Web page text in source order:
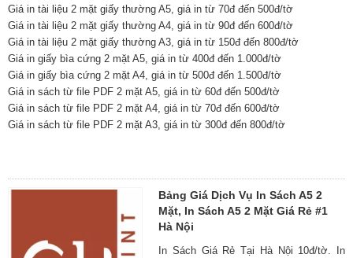
Giá in tài liệu 2 mặt giấy thường A5, giá in từ 70đ đến 500đ/tờ
Giá in tài liệu 2 mặt giấy thường A4, giá in từ 90đ đến 600đ/tờ
Giá in tài liệu 2 mặt giấy thường A3, giá in từ 150đ đến 800đ/tờ
Giá in giấy bìa cứng 2 mặt A5, giá in từ 400đ đến 1.000đ/tờ
Giá in giấy bìa cứng 2 mặt A4, giá in từ 500đ đến 1.500đ/tờ
Giá in sách từ file PDF 2 mặt A5, giá in từ 60đ đến 500đ/tờ
Giá in sách từ file PDF 2 mặt A4, giá in từ 70đ đến 600đ/tờ
Giá in sách từ file PDF 2 mặt A3, giá in từ 300đ đến 800đ/tờ
Bảng Giá Dịch Vụ In Sách A5 2
Mặt, In Sách A5 2 Mặt Giá Rẻ #1
Hà Nội
In Sách Giá Rẻ Tại Hà Nội 10đ/tờ. In